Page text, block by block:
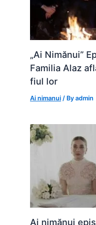
„Ai Nimănui”
Familia Alaz
fiul lor
Ai nimanui / Byadmin
Ai nimănui